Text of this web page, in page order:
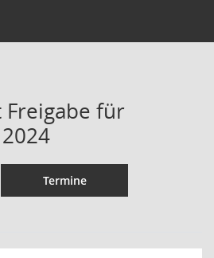
Freigabe für
Termine